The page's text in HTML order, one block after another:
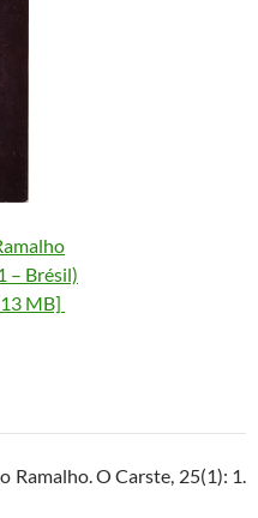
– Brésil)
MB]
Ramalho. O Carste, 25(1): 1.